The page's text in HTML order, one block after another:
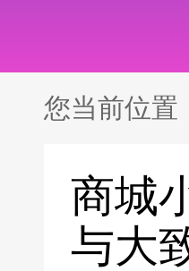
您当前位置
商城
与大